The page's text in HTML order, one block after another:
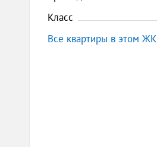
Класс
Все квартиры в этом ЖК